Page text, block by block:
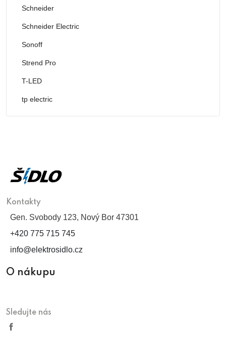
Schneider
Schneider Electric
Sonoff
Strend Pro
T-LED
tp electric
Kontakty
Gen. Svobody 123, Nový Bor 47301
+420 775 715 745
info@elektrosidlo.cz
O nákupu
Sledujte nás